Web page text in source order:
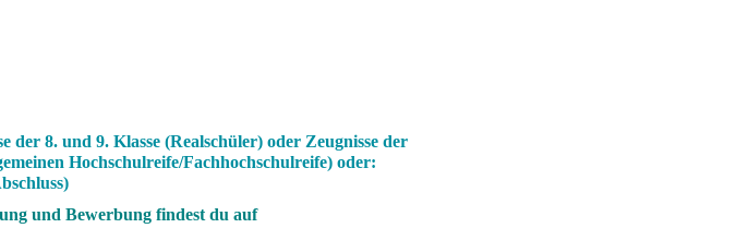
der 8. und 9. Klasse (Realschüler) oder Zeugnisse der
Hochschulreife/Fachhochschulreife) oder:
und Bewerbung findest du auf